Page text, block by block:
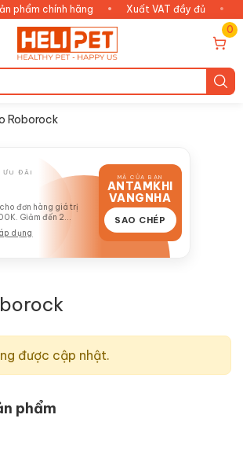
chính hãng • Xuất VAT đầy đủ •
0
Roborock
ƯU ĐÃI
đơn hàng giá trị
Giảm đến 2
dụng
MÃ CỦA BẠN
ANTAMKHI
VANGNHA
SAO CHÉP
được cập nhật.
phẩm